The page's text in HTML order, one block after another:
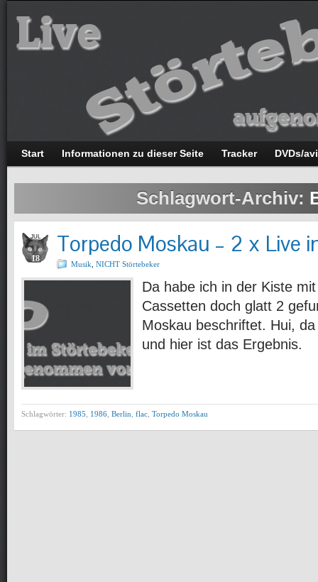
Start Informationen zu dieser Seite Tracker DVDs/
Schlagwort-Archiv:
JUL
18
Torpedo Moskau – 2 x Live
Musik NICHT Störtebeker
Da habe ich in der Kiste
Cassetten doch glatt 2
Moskau beschriftet. Hui,
und hier ist das Ergebnis.
Schlagwörter: 1985 1986 Berlin flac Torpedo Moskau